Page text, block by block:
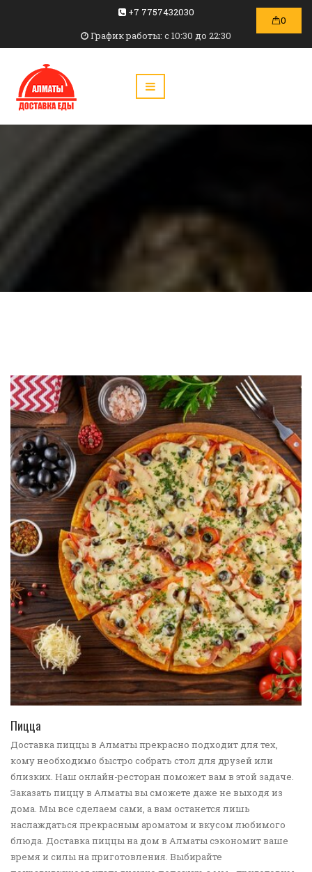
+7 7757432030
График работы: c 10:30 до 22:30
0
Пицца
Доставка пиццы в Алматы прекрасно подходит для тех,
кому необходимо быстро собрать стол для друзей или
близких. Наш онлайн-ресторан поможет вам в этой задаче.
Заказать пиццу в Алматы вы сможете даже не выходя из
дома. Мы все сделаем сами, а вам останется лишь
наслаждаться прекрасным ароматом и вкусом любимого
блюда. Доставка пиццы на дом в Алматы сэкономит ваше
время и силы на приготовления. Выбирайте